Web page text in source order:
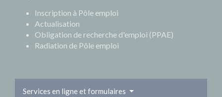
Inscription à Pôle emploi
Actualisation
Obligation de recherche d'emploi (PPAE)
Radiation de Pôle emploi
Services en ligne et formulaires